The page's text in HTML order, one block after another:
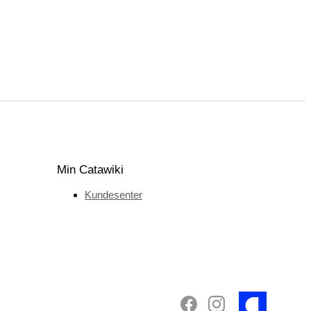
Min Catawiki
Kundesenter